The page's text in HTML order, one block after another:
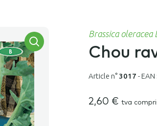
Brassica oleracea
Chou
Article n°3017 -EAN
2,60 € tva